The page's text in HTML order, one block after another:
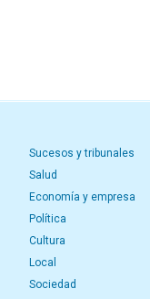
Sucesos y tribunales
Salud
Economía y empresa
Política
Cultura
Local
Sociedad